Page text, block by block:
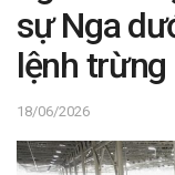
sự Nga
lệnh
18/06/2026